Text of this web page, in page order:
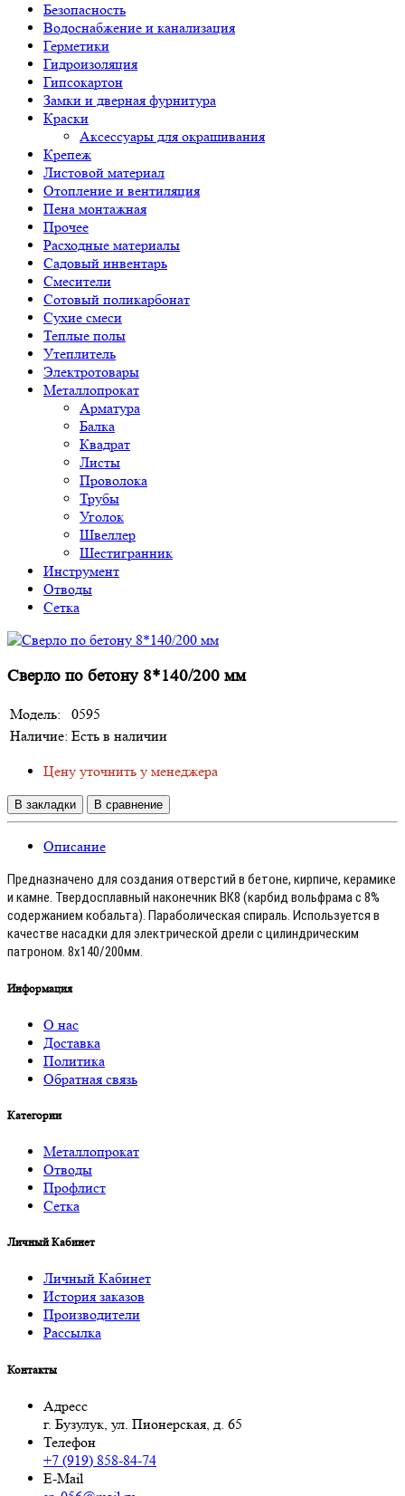
Безопасность
Водоснабжение и канализация
Герметики
Гидроизоляция
Гипсокартон
Замки и дверная фурнитура
Краски
Аксессуары для окрашивания
Крепеж
Листовой материал
Отопление и вентиляция
Пена монтажная
Прочее
Расходные материалы
Садовый инвентарь
Смесители
Сотовый поликарбонат
Сухие смеси
Теплые полы
Утеплитель
Электротовары
Металлопрокат
Арматура
Балка
Квадрат
Листы
Проволока
Трубы
Уголок
Швеллер
Шестигранник
Инструмент
Отводы
Сетка
Сверло по бетону 8*140/200 мм
Модель:
0595
Наличие: Есть в наличии
Цену уточнить у менеджера
В закладки В сравнение
Описание
Предназначено для создания отверстий в бетоне, кирпиче, керамике
и камне. Твердосплавный наконечник ВК8 (карбид вольфрама с 8%
содержанием кобальта). Параболическая спираль. Используется в
качестве насадки для электрической дрели с цилиндрическим
патроном. 8х140/200мм.
Информация
О нас
Доставка
Политика
Обратная связь
Категории
Металлопрокат
Отводы
Профлист
Сетка
Личный Кабинет
Личный Кабинет
История заказов
Производители
Рассылка
Контакты
Адресс
г. Бузулук, ул. Пионерская, д. 65
Телефон
+7 (919) 858-84-74
E-Mail